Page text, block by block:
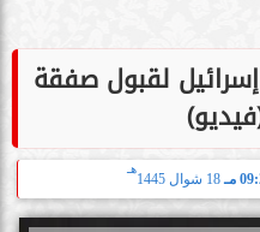
لقبول صفقة
مـ 18 شوال 1445
هـ